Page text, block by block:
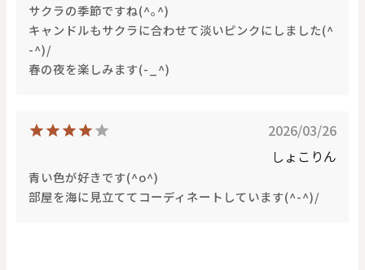
サクラの季節ですね(^｡^)
キャンドルもサクラに合わせて淡いピンクにしました(^
-^)/
春の夜を楽しみます(-_^)
2026/03/26
しょこりん
青い色が好きです(^o^)
部屋を海に見立ててコーディネートしています(^-^)/